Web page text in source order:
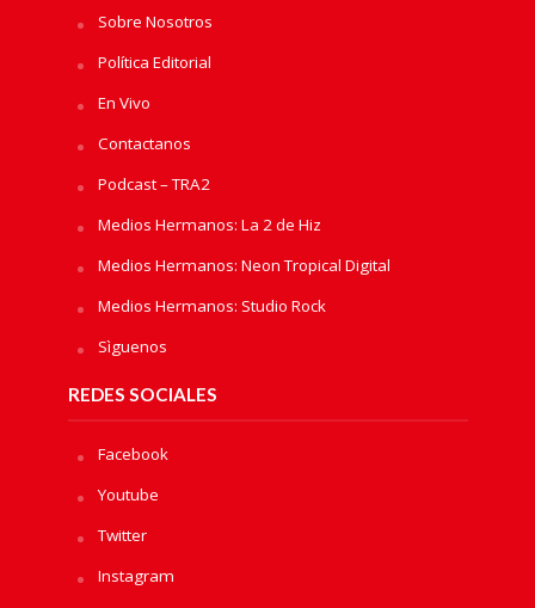
Sobre Nosotros
Política Editorial
En Vivo
Contactanos
Podcast – TRA2
Medios Hermanos: La 2 de Hiz
Medios Hermanos: Neon Tropical Digital
Medios Hermanos: Studio Rock
Sìguenos
REDES SOCIALES
Facebook
Youtube
Twitter
Instagram